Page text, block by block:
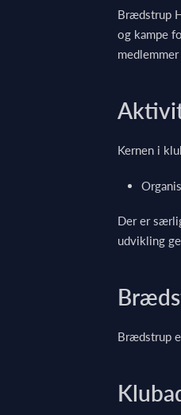
Brædstrup
og kampe
Kernen i
Der er
udvikling
Brædstrup